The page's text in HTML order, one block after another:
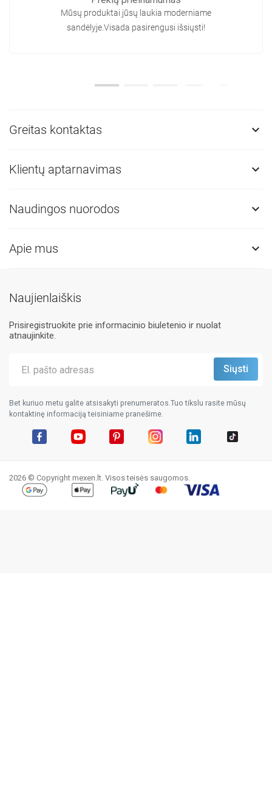
Mūsų produktai jūsų laukia moderniame
sandėlyje.Visada pasirengusi išsiųsti!
Greitas kontaktas 
Klientų aptarnavimas 
Naudingos nuorodos 
Apie mus 
Naujienlaiškis
Prisiregistruokite prie informacinio biuletenio ir nuolat
atnaujinkite.
Bet kuriuo metu galite atsisakyti prenumeratos.Tuo tikslu rasite mūsų
kontaktinę informaciją teisiniame pranešime.
2026 © Copyright mexen.lt. Visos teisės saugomos.